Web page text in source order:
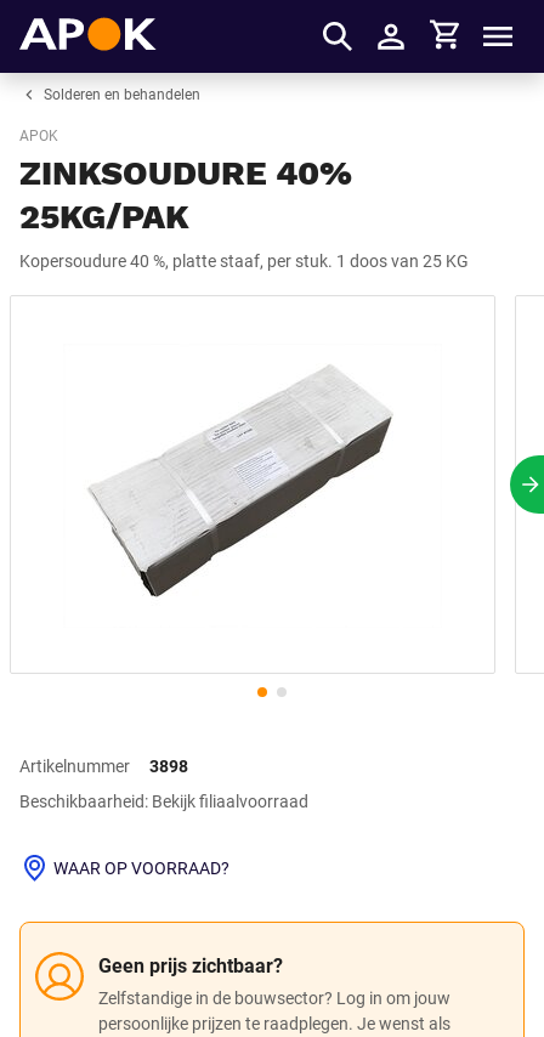
Inloggen
Winkelmandje
Solderen en behandelen
APOK
ZINKSOUDURE 40%
25KG/PAK
Kopersoudure 40 %, platte staaf, per stuk. 1 doos van 25 KG
Artikelnummer
3898
Beschikbaarheid: Bekijk filiaalvoorraad
Geen prijs zichtbaar?
Zelfstandige in de bouwsector? Log in om jouw
persoonlijke prijzen te raadplegen. Je wenst als
WAAR OP VOORRAAD?